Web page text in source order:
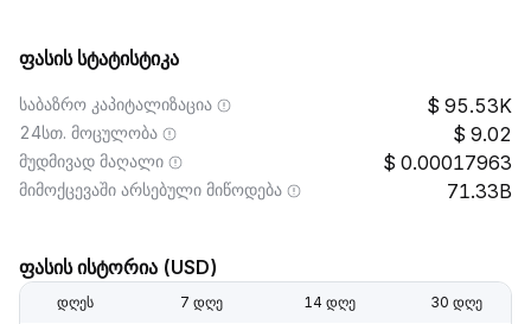
ფასის სტატისტიკა
საბაზრო კაპიტალიზაცია 95.53K
24სთ. მოცულობა 9.02
მუდმივად მაღალი 0.00017963
მიმოქცევაში არსებული მიწოდება 71.33B
ფასის ისტორია (USD)
დღეს 7 დღე 14 დღე 30 დღე